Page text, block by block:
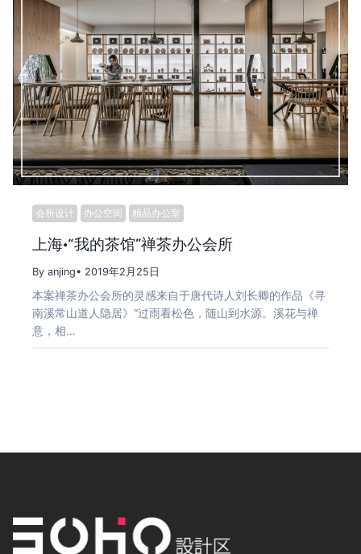
会所设计 办公空间 精品办公室
上海·“我的茶馆”禅茶办公会所
By anjing• 2019年2月25日
本案禅茶办公会所的灵感来自于唐代诗人刘长卿的作品《寻
南溪常山道人隐居》“过雨看松色，随山到水源。溪花与禅
意，相…